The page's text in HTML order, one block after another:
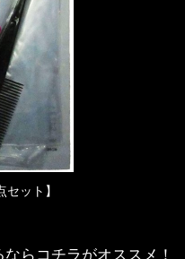
セット】
らコチラがオススメ！